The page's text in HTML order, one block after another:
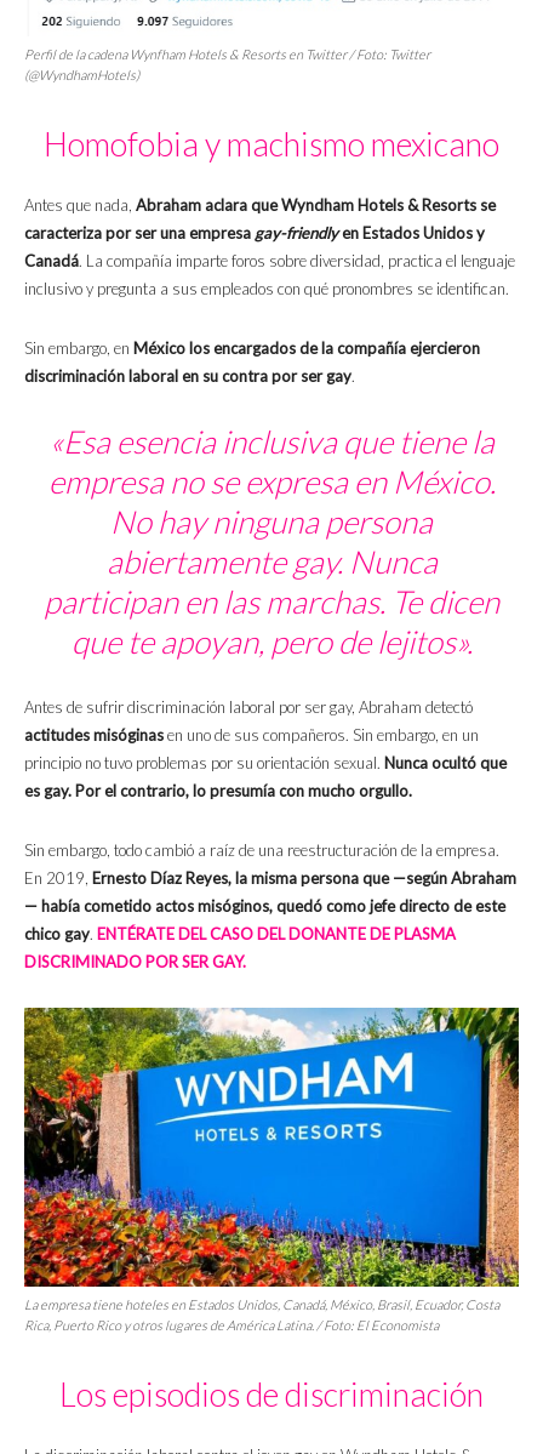
Perfil de la cadena Wynfham Hotels & Resorts en Twitter / Foto: Twitter
(@WyndhamHotels)
Homofobia y machismo mexicano
Antes que nada, Abraham aclara que Wyndham Hotels & Resorts se
caracteriza por ser una empresa gay-friendlyen Estados Unidos y
Canadá. La compañía imparte foros sobre diversidad, practica el lenguaje
inclusivo y pregunta a sus empleados con qué pronombres se identifican.
Sin embargo, en México los encargados de la compañía ejercieron
discriminación laboral en su contra por ser gay.
«Esa esencia inclusiva que tiene la
empresa no se expresa en México.
No hay ninguna persona
abiertamente gay. Nunca
participan en las marchas. Te dicen
que te apoyan, pero de lejitos».
Antes de sufrir discriminación laboral por ser gay, Abraham detectó
actitudes misóginasen uno de sus compañeros. Sin embargo, en un
principio no tuvo problemas por su orientación sexual. Nunca ocultó que
es gay. Por el contrario, lo presumía con mucho orgullo.
Sin embargo, todo cambió a raíz de una reestructuración de la empresa.
En 2019, Ernesto Díaz Reyes, la misma persona que —según Abraham
— había cometido actos misóginos, quedó como jefe directo de este
chico gay. ENTÉRATE DEL CASO DEL DONANTE DE PLASMA
DISCRIMINADO POR SER GAY.
La empresa tiene hoteles en Estados Unidos, Canadá, México, Brasil, Ecuador, Costa
Rica, Puerto Rico y otros lugares de América Latina. / Foto: El Economista
Los episodios de discriminación